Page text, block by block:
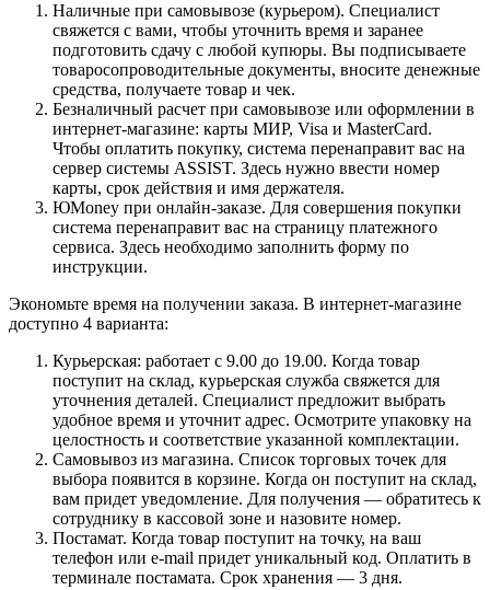
Наличные при самовывозе (курьером). Специалист
свяжется с вами, чтобы уточнить время и заранее
подготовить сдачу с любой купюры. Вы подписываете
товаросопроводительные документы, вносите денежные
средства, получаете товар и чек.
Безналичный расчет при самовывозе или оформлении в
интернет-магазине: карты МИР, Visa и MasterCard.
Чтобы оплатить покупку, система перенаправит вас на
сервер системы ASSIST. Здесь нужно ввести номер
карты, срок действия и имя держателя.
ЮMoney при онлайн-заказе. Для совершения покупки
система перенаправит вас на страницу платежного
сервиса. Здесь необходимо заполнить форму по
инструкции.
Экономьте время на получении заказа. В интернет-магазине
доступно 4 варианта:
Курьерская: работает с 9.00 до 19.00. Когда товар
поступит на склад, курьерская служба свяжется для
уточнения деталей. Специалист предложит выбрать
удобное время и уточнит адрес. Осмотрите упаковку на
целостность и соответствие указанной комплектации.
Самовывоз из магазина. Список торговых точек для
выбора появится в корзине. Когда он поступит на склад,
вам придет уведомление. Для получения — обратитесь к
сотруднику в кассовой зоне и назовите номер.
Постамат. Когда товар поступит на точку, на ваш
телефон или e-mail придет уникальный код. Оплатить в
терминале постамата. Срок хранения — 3 дня.